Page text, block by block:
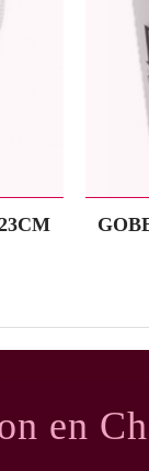
en